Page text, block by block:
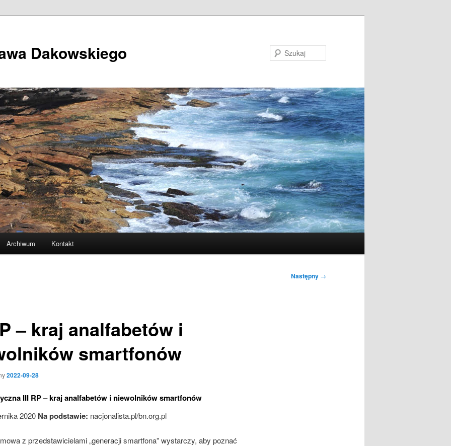
Dakowskiego
Archiwum Kontakt
Następny →
– kraj analfabetów i
smartfonów
2022-09-28
III RP – kraj analfabetów i niewolników smartfonów
2020 Na podstawie: nacjonalista.pl/bn.org.pl
z przedstawicielami „generacji smartfona” wystarczy, aby poznać